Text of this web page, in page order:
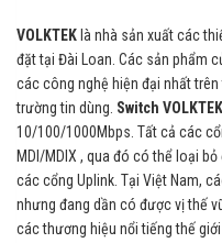
VOLKTEK là nhà sản xuất các
đặt tại Đài Loan. Các sản phẩm
các công nghệ hiện đại nhất
trường tin dùng. Switch
10/100/1000Mbps. Tất cả các
MDI/MDIX , qua đó có thể loại
các cổng Uplink. Tại Việt Nam,
nhưng đang dần có được vị thế
các thương hiệu nổi tiếng thế giới